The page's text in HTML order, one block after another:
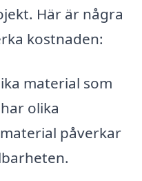
Här är några
kostnaden:
material som
olika
påverkar